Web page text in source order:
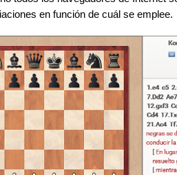
en función de cuál se emplee.